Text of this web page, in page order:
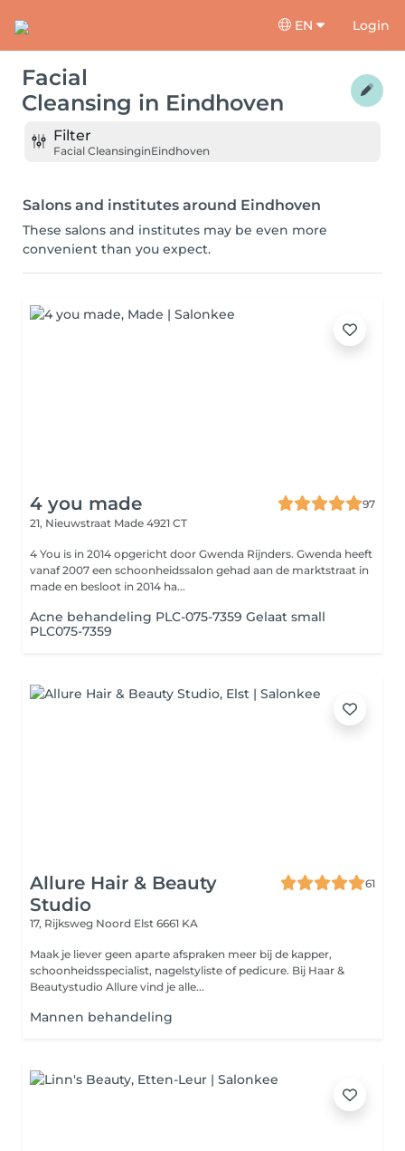
EN Login
Facial
Cleansing in Eindhoven
Filter
Facial CleansinginEindhoven
Salons and institutes around Eindhoven
These salons and institutes may be even more
convenient than you expect.
4 you made
97
21, Nieuwstraat Made 4921 CT
4 You is in 2014 opgericht door Gwenda Rijnders. Gwenda heeft
vanaf 2007 een schoonheidssalon gehad aan de marktstraat in
made en besloot in 2014 ha...
Acne behandeling PLC-075-7359 Gelaat small
PLC075-7359
Allure Hair & Beauty
Studio
61
17, Rijksweg Noord Elst 6661 KA
Maak je liever geen aparte afspraken meer bij de kapper,
schoonheidsspecialist, nagelstyliste of pedicure. Bij Haar &
Beautystudio Allure vind je alle...
Mannen behandeling